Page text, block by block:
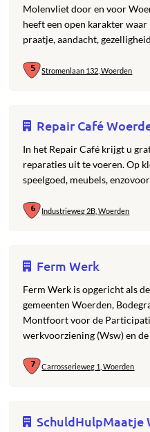
Molenvliet door en voor
heeft een open karakter
praatje, aandacht,
Stromenlaan 132, Woerden
Repair Café
In het Repair Café krijgt u
reparaties uit te voeren. Op
speelgoed, meubels,
Industrieweg 2B, Woerden
Ferm Werk
Ferm Werk is opgericht als
gemeenten Woerden,
Montfoort voor de
werkvoorziening (Wsw) en
Carrosserieweg 1, Woerden
SchuldHulpMaatje